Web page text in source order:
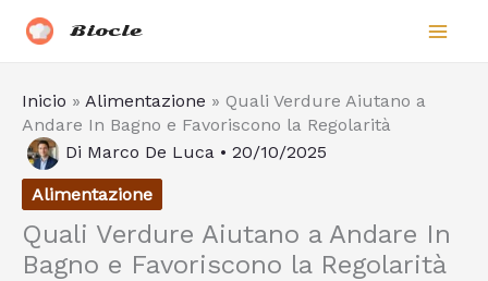
Biocle
Inicio » Alimentazione » Quali Verdure Aiutano a
Andare In Bagno e Favoriscono la Regolarità
Di Marco De Luca • 20/10/2025
Alimentazione
Quali Verdure Aiutano a Andare In
Bagno e Favoriscono la Regolarità